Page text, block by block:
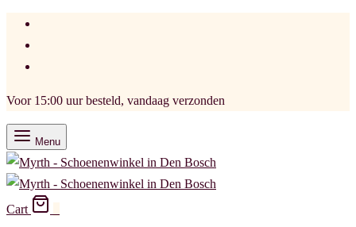
Voor 15:00 uur besteld, vandaag verzonden
Menu
Cart